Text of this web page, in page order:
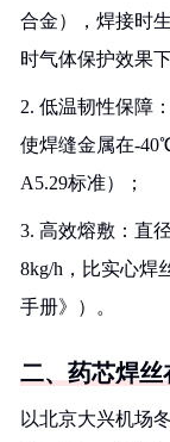
合金），焊接时
时气体保护效果
2. 低温韧性保障
使焊缝金属在-
A5.29标准）；
3. 高效熔敷：直
8kg/h，比实心焊
手册》）。
二、药芯焊
以北京大兴机场